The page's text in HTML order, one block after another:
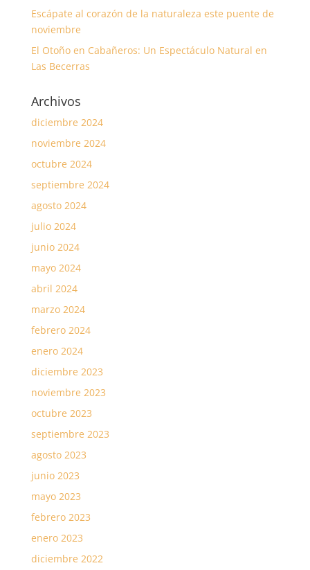
Escápate al corazón de la naturaleza este puente de
noviembre
El Otoño en Cabañeros: Un Espectáculo Natural en
Las Becerras
Archivos
diciembre 2024
noviembre 2024
octubre 2024
septiembre 2024
agosto 2024
julio 2024
junio 2024
mayo 2024
abril 2024
marzo 2024
febrero 2024
enero 2024
diciembre 2023
noviembre 2023
octubre 2023
septiembre 2023
agosto 2023
junio 2023
mayo 2023
febrero 2023
enero 2023
diciembre 2022